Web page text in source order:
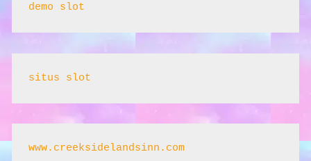
demo slot
situs slot
www.creeksidelandsinn.com